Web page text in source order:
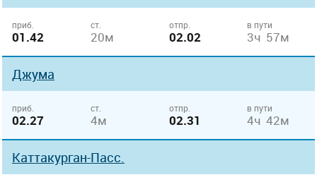
приб.
01.42
ст.
20м
отпр.
02.02
в пути
3ч 57м
Джума
приб.
02.27
ст.
4м
отпр.
02.31
в пути
4ч 42м
Каттакурган-Пасс.